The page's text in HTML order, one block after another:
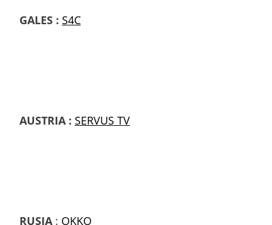
GALES : S4C
AUSTRIA : SERVUS TV
RUSIA: OKKO